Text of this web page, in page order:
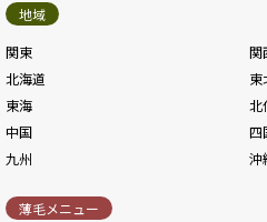
地域
関東
関
北海道
東
東海
北
中国
四
九州
沖
薄毛メニュー